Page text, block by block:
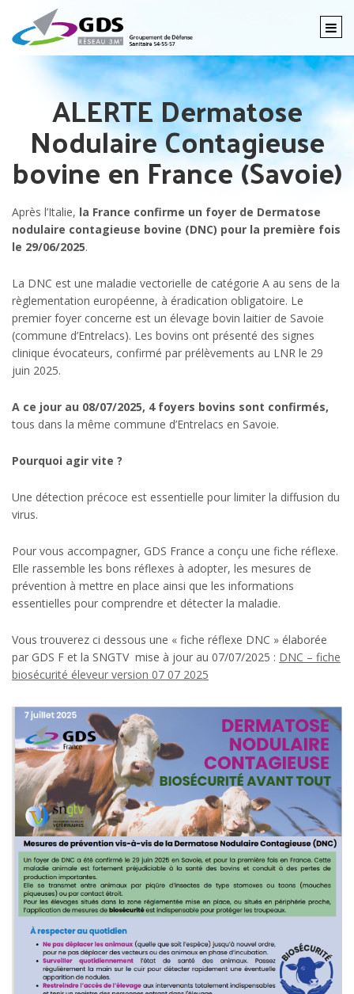
ALERTE Dermatose
Nodulaire Contagieuse
bovine en France (Savoie)
Après l’Italie, la France confirme un foyer de Dermatose
nodulaire contagieuse bovine (DNC) pour la première fois
le 29/06/2025.
La DNC est une maladie vectorielle de catégorie A au sens de la
règlementation européenne, à éradication obligatoire. Le
premier foyer concerne est un élevage bovin laitier de Savoie
(commune d’Entrelacs). Les bovins ont présenté des signes
clinique évocateurs, confirmé par prélèvements au LNR le 29
juin 2025.
A ce jour au 08/07/2025, 4 foyers bovins sont confirmés,
tous dans la même commune d’Entrelacs en Savoie.
Pourquoi agir vite ?
Une détection précoce est essentielle pour limiter la diffusion du
virus.
Pour vous accompagner, GDS France a conçu une fiche réflexe.
Elle rassemble les bons réflexes à adopter, les mesures de
prévention à mettre en place ainsi que les informations
essentielles pour comprendre et détecter la maladie.
Vous trouverez ci dessous une « fiche réflexe DNC » élaborée
par GDS F et la SNGTV mise à jour au 07/07/2025 : DNC – fiche
biosécurité éleveur version 07 07 2025